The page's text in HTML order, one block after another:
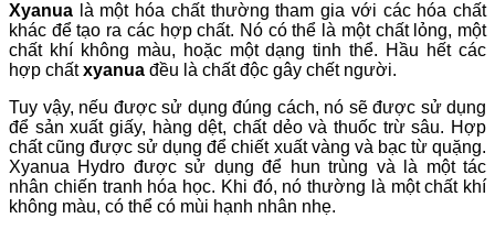
Xyanua là một hóa chất thường tham gia với các hóa chất
khác để tạo ra các hợp chất. Nó có thể là một chất lỏng, một
chất khí không màu, hoặc một dạng tinh thể. Hầu hết các
hợp chấtxyanua đều là chất độc gây chết người.
Tuy vậy, nếu được sử dụng đúng cách, nó sẽ được sử dụng
để sản xuất giấy, hàng dệt, chất dẻo và thuốc trừ sâu. Hợp
chất cũng được sử dụng để chiết xuất vàng và bạc từ quặng.
Xyanua Hydro được sử dụng để hun trùng và là một tác
nhân chiến tranh hóa học. Khi đó, nó thường là một chất khí
không màu, có thể có mùi hạnh nhân nhẹ.